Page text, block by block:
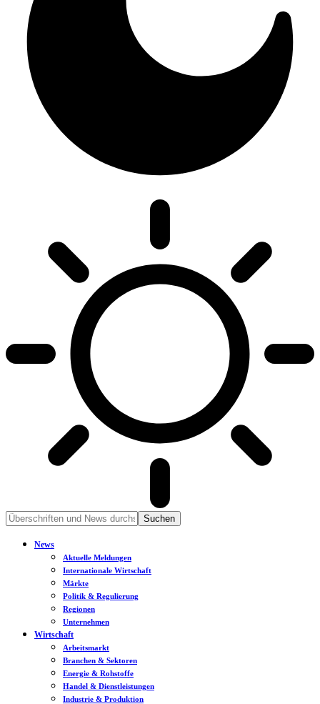
News
Aktuelle Meldungen
Internationale Wirtschaft
Märkte
Politik & Regulierung
Regionen
Unternehmen
Wirtschaft
Arbeitsmarkt
Branchen & Sektoren
Energie & Rohstoffe
Handel & Dienstleistungen
Industrie & Produktion